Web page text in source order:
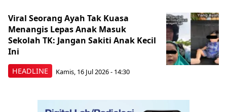
HEADLINE
Viral Seorang Ayah Tak Kuasa
Menangis Lepas Anak Masuk
Sekolah TK: Jangan Sakiti Anak Kecil
Ini
Kamis, 16 Jul 2026 - 14:30